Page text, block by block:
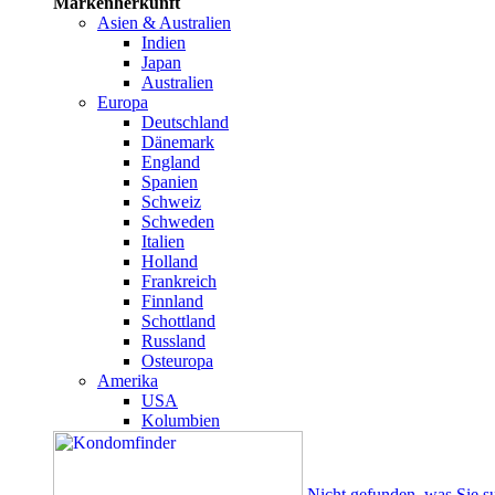
Asien & Australien
Indien
Japan
Australien
Europa
Deutschland
Dänemark
England
Spanien
Schweiz
Schweden
Italien
Holland
Frankreich
Finnland
Schottland
Russland
Osteuropa
Amerika
USA
Kolumbien